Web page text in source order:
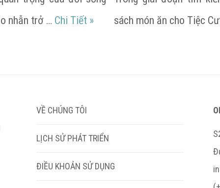
nhẫn trở … Chi Tiết Danh sách các thương hiệu
»
sách món ăn cho Tiệc
VỀ CHÚNG TÔI
LỊCH SỬ PHÁT TRIỂN
ĐIỀU KHOẢN SỬ DỤNG